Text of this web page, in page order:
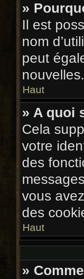
»
Il est
nom
peut
Haut
» A quoi
Cela
votre
des
vous
des
Haut
»